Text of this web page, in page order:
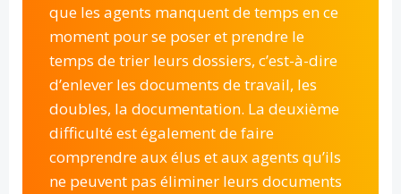
que les agents manquent de temps en ce
moment pour se poser et prendre le
temps de trier leurs dossiers, c’est-à-dire
d’enlever les documents de travail, les
doubles, la documentation. La deuxième
difficulté est également de faire
comprendre aux élus et aux agents qu’ils
ne peuvent pas éliminer leurs documents